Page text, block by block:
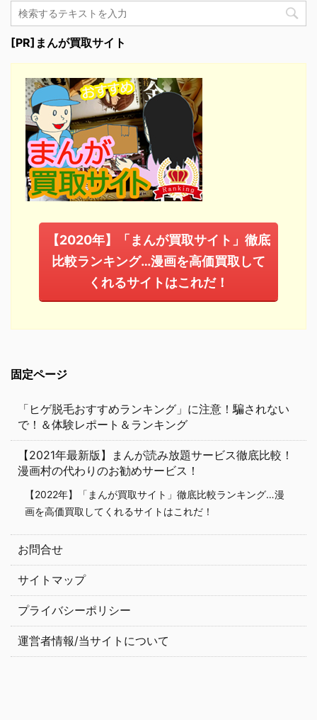
[PR]まんが買取サイト
【2020年】「まんが買取サイト」徹底
比較ランキング…漫画を高価買取して
くれるサイトはこれだ！
固定ページ
「ヒゲ脱毛おすすめランキング」に注意！騙されない
で！＆体験レポート＆ランキング
【2021年最新版】まんが読み放題サービス徹底比較！
漫画村の代わりのお勧めサービス！
【2022年】「まんが買取サイト」徹底比較ランキング…漫
画を高価買取してくれるサイトはこれだ！
お問合せ
サイトマップ
プライバシーポリシー
運営者情報/当サイトについて